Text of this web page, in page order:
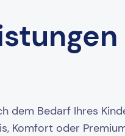
dem Bedarf Ihres
Komfort oder